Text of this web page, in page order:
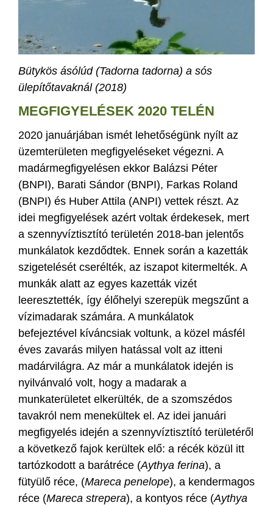
Bütykös ásólúd (Tadorna tadorna) a sós
ülepítőtavaknál (2018)
MEGFIGYELÉSEK 2020 TELÉN
2020 januárjában ismét lehetőségünk nyílt az
üzemterületen megfigyeléseket végezni. A
madármegfigyelésen ekkor Balázsi Péter
(BNPI), Barati Sándor (BNPI), Farkas Roland
(BNPI) és Huber Attila (ANPI) vettek részt. Az
idei megfigyelések azért voltak érdekesek, mert
a szennyvíztisztító területén 2018-ban jelentős
munkálatok kezdődtek. Ennek során a kazetták
szigetelését cserélték, az iszapot kitermelték. A
munkák alatt az egyes kazetták vizét
leeresztették, így élőhelyi szerepük megszűnt a
vízimadarak számára. A munkálatok
befejeztével kíváncsiak voltunk, a közel másfél
éves zavarás milyen hatással volt az itteni
madárvilágra. Az már a munkálatok idején is
nyilvánvaló volt, hogy a madarak a
munkaterületet elkerülték, de a szomszédos
tavakról nem menekültek el. Az idei januári
megfigyelés idején a szennyvíztisztító területéről
a következő fajok kerültek elő: a récék közül itt
tartózkodott a barátréce (Aythya ferina), a
fütyülő réce, (Mareca penelope), a kendermagos
réce (Mareca strepera), a kontyos réce (Aythya